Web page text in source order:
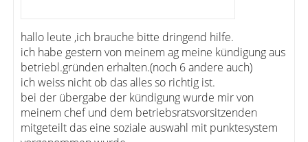
hallo leute ,ich brauche bitte dringend hilfe.
ich habe gestern von meinem ag meine kündigung aus
betriebl.gründen erhalten.(noch 6 andere auch)
ich weiss nicht ob das alles so richtig ist.
bei der übergabe der kündigung wurde mir von
meinem chef und dem betriebsratsvorsitzenden
mitgeteilt das eine soziale auswahl mit punktesystem